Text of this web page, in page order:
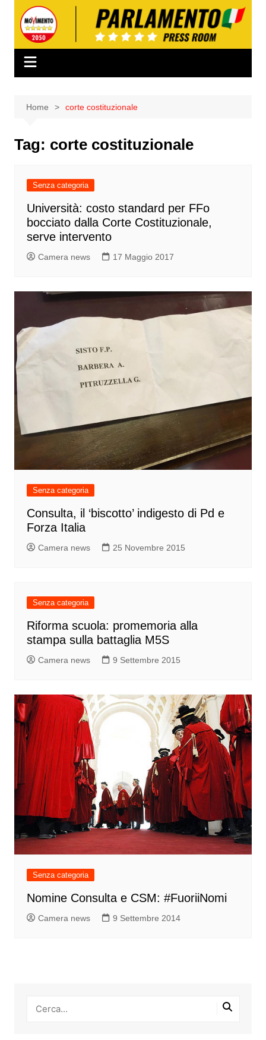
contenuto
Home corte costituzionale
Tag: corte costituzionale
Senza categoria
Università: costo standard per FFo
bocciato dalla Corte Costituzionale,
serve intervento
Camera news 17 Maggio 2017
Senza categoria
Consulta, il ‘biscotto’ indigesto di Pd e
Forza Italia
Camera news 25 Novembre 2015
Senza categoria
Riforma scuola: promemoria alla
stampa sulla battaglia M5S
Camera news 9 Settembre 2015
Senza categoria
Nomine Consulta e CSM: #FuoriiNomi
Camera news 9 Settembre 2014